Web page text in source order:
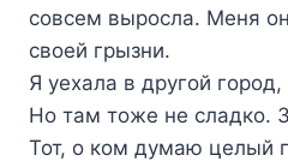
совсем выросла. Меня
своей грызни.
Я уехала в другой
Но там тоже не сладко.
Тот, о ком думаю целый